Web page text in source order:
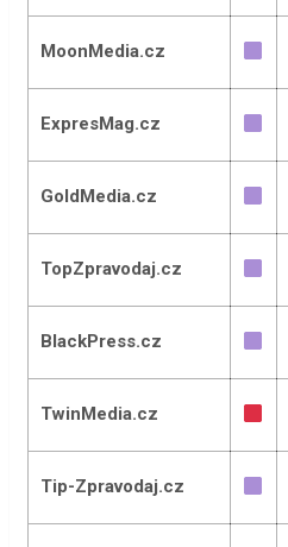
MoonMedia.cz
ExpresMag.cz
GoldMedia.cz
TopZpravodaj.cz
BlackPress.cz
TwinMedia.cz
Tip-Zpravodaj.cz